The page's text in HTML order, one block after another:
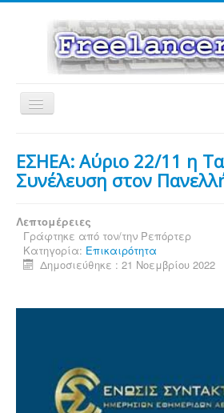
Εναλλαγή
πλοήγησης
ΕΣΗΕΑ: Αύριο 22/11 η
Συνέλευση στον
Λεπτομέρειες
Γράφτηκε από τον/την Ρεπόρτερ
Κατηγορία: Επικαιρότητα
Δημοσιεύθηκε : 21 Νοεμβρίου 2022